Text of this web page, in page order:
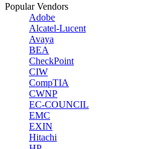
Popular Vendors
Adobe
Alcatel-Lucent
Avaya
BEA
CheckPoint
CIW
CompTIA
CWNP
EC-COUNCIL
EMC
EXIN
Hitachi